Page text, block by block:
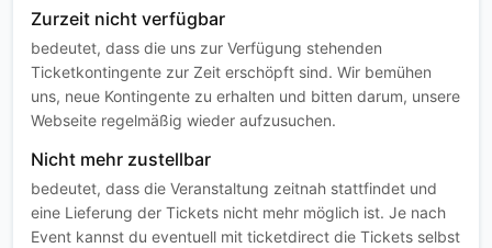
Zurzeit nicht verfügbar
bedeutet, dass die uns zur Verfügung stehenden
Ticketkontingente zur Zeit erschöpft sind. Wir bemühen
uns, neue Kontingente zu erhalten und bitten darum, unsere
Webseite regelmäßig wieder aufzusuchen.
Nicht mehr zustellbar
bedeutet, dass die Veranstaltung zeitnah stattfindet und
eine Lieferung der Tickets nicht mehr möglich ist. Je nach
Event kannst du eventuell mit ticketdirect die Tickets selbst